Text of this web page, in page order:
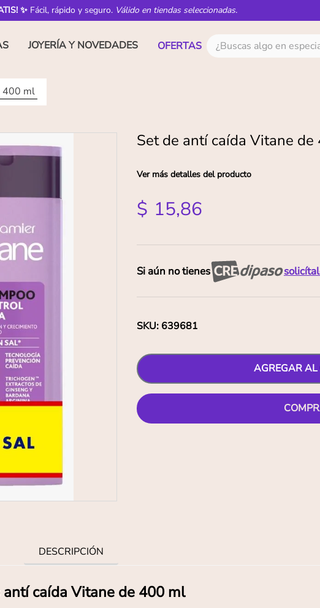
✨ Fácil, rápido y seguro. Válido en tiendas seleccionadas.
JOYERÍA Y NOVEDADES OFERTAS ¿Buscas algo en especial?
400 ml
Set de antí caída Vitane de
Ver más detalles del producto
$ 15,86
Si aún no tienes
SKU: 639681
AGREGAR
DESCRIPCIÓN
antí caída Vitane de 400 ml